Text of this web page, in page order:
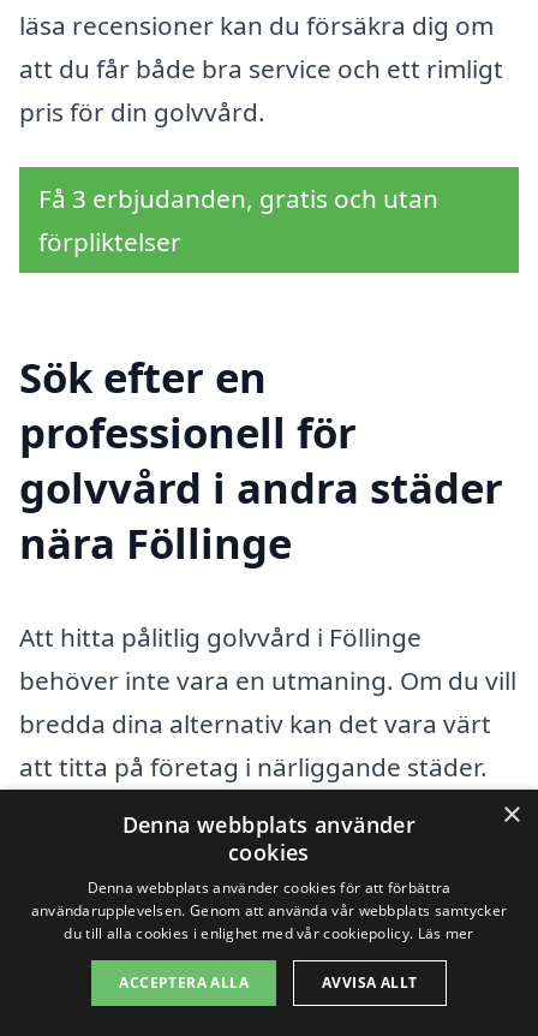
läsa recensioner kan du försäkra dig om
att du får både bra service och ett rimligt
pris för din golvvård.
Få 3 erbjudanden, gratis och utan
förpliktelser
Sök efter en
professionell för
golvvård i andra städer
nära Föllinge
Att hitta pålitlig golvvård i Föllinge
behöver inte vara en utmaning. Om du vill
bredda dina alternativ kan det vara värt
att titta på företag i närliggande städer.
Många professionella golvvårdsföretag i
dessa områden erbjuder
konkurrenskraftiga priser och
högkvalitativa tjänster. Här är några
städer där du hittar skickliga hantverkare
×
Denna webbplats använder
cookies
Denna webbplats använder cookies för att förbättra
användarupplevelsen. Genom att använda vår webbplats samtycker
du till alla cookies i enlighet med vår cookiepolicy. Läs mer
ACCEPTERA ALLA AVVISA ALLT